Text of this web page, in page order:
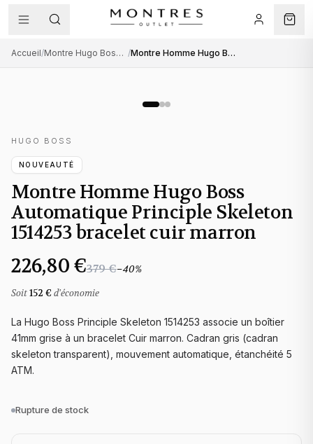
Accueil/ Montre Hugo Boss homme / Montre Homme Hugo Boss Automatique Principle Skeleton 1514253 bracelet cuir marron
HUGO BOSS
NOUVEAUTÉ
Montre Homme Hugo Boss
Automatique Principle Skeleton
1514253 bracelet cuir marron
226,80 €379 €−40%
Soit152 € d'économie
La Hugo Boss Principle Skeleton 1514253 associe un boîtier
41mm grise à un bracelet Cuir marron. Cadran gris (cadran
skeleton transparent), mouvement automatique, étanchéité 5
ATM.
Rupture de stock